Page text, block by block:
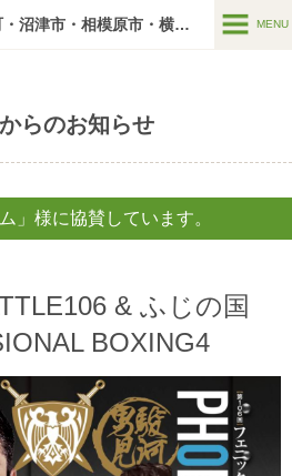
(株)シフト｜三島市・長泉町・沼津市・相模原市・横浜市の老人ホーム MENU
らのお知らせ
」様に協賛しています。
& ふじの国
BOXING4